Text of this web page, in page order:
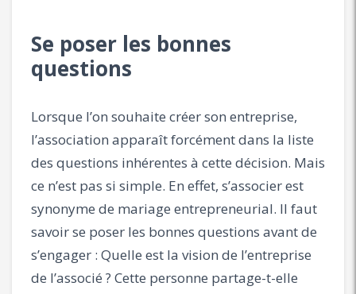
Se poser les bonnes
questions
Lorsque l’on souhaite créer son entreprise,
l’association apparaît forcément dans la liste
des questions inhérentes à cette décision. Mais
ce n’est pas si simple. En effet, s’associer est
synonyme de mariage entrepreneurial. Il faut
savoir se poser les bonnes questions avant de
s’engager : Quelle est la vision de l’entreprise
de l’associé ? Cette personne partage-t-elle